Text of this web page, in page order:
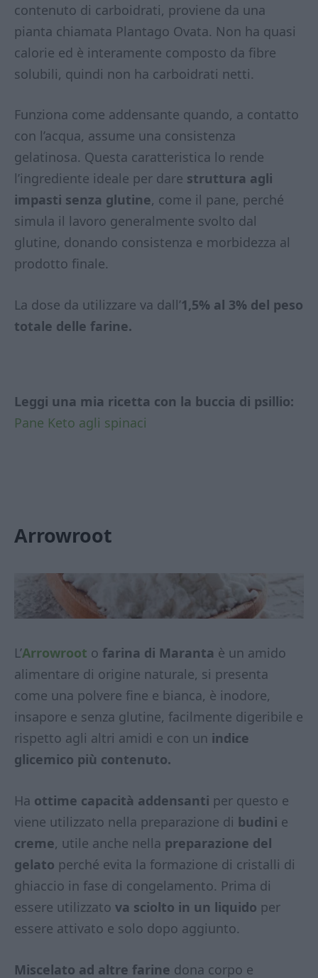
contenuto di carboidrati, proviene da una
pianta chiamata Plantago Ovata. Non ha quasi
calorie ed è interamente composto da fibre
solubili, quindi non ha carboidrati netti.
Funziona come addensante quando, a contatto
con l’acqua, assume una consistenza
gelatinosa. Questa caratteristica lo rende
l’ingrediente ideale per dare struttura agli
impasti senza glutine, come il pane, perché
simula il lavoro generalmente svolto dal
glutine, donando consistenza e morbidezza al
prodotto finale.
La dose da utilizzare va dall’1,5% al 3% del peso
totale delle farine.
Leggi una mia ricetta con la buccia di psillio:
Pane Keto agli spinaci
Arrowroot
L’Arrowroot o farina di Maranta è un amido
alimentare di origine naturale, si presenta
come una polvere fine e bianca, è inodore,
insapore e senza glutine, facilmente digeribile e
rispetto agli altri amidi e con un indice
glicemico più contenuto.
Ha ottime capacità addensanti per questo e
viene utilizzato nella preparazione di budini e
creme, utile anche nella preparazione del
gelato perché evita la formazione di cristalli di
ghiaccio in fase di congelamento. Prima di
essere utilizzato va sciolto in un liquido per
essere attivato e solo dopo aggiunto.
Miscelato ad altre farine dona corpo e